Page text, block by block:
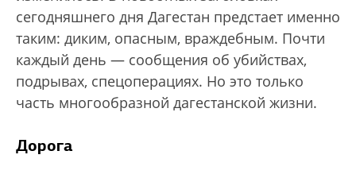
сегодняшнего дня Дагестан предстает именно
таким: диким, опасным, враждебным. Почти
каждый день — сообщения об убийствах,
подрывах, спецоперациях. Но это только
часть многообразной дагестанской жизни.
Дорога